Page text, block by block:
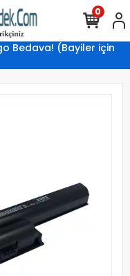
Bedava! (Bayiler için
0